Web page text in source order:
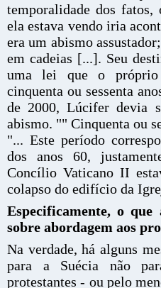
temporalidade dos fatos,
ela estava vendo iria
era um abismo
em cadeias [...]. Seu
uma lei que o
cinquenta ou sessenta
de 2000, Lúcifer devia
abismo. "" Cinquenta ou
"... Este período
dos anos 60,
Concílio Vaticano II
colapso do edifício da
Especificamente, o que
sobre abordagem aos
Na verdade, há alguns
para a Suécia não
protestantes - ou pelo